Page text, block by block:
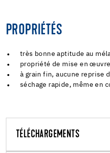
PROPRIÉTÉS
très bonne aptitude au
propriété de mise en
à grain fin, aucune reprise
séchage rapide, même en
TÉLÉCHARGEMENTS